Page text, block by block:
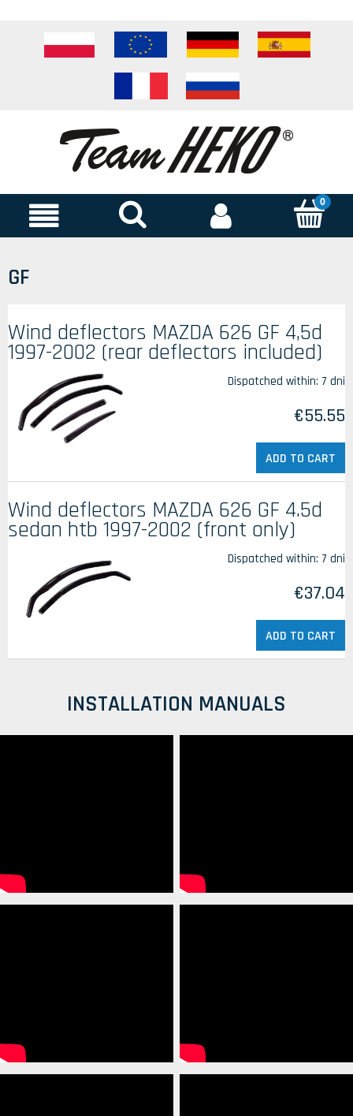
GF
Wind deflectors MAZDA 626 GF 4,5d
1997-2002 (rear deflectors included)
Dispatched within: 7 dni
€55.55
ADD TO CART
Wind deflectors MAZDA 626 GF 4.5d
sedan htb 1997-2002 (front only)
Dispatched within: 7 dni
€37.04
ADD TO CART
INSTALLATION MANUALS